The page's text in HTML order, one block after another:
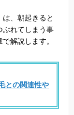
、朝起きると
ぶれてしまう事
解説します。
との関連性や